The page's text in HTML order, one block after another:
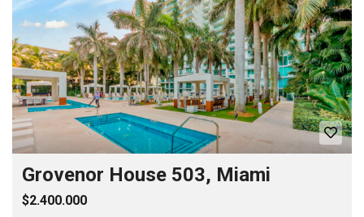
Grovenor House 503, Miami
$2.400.000